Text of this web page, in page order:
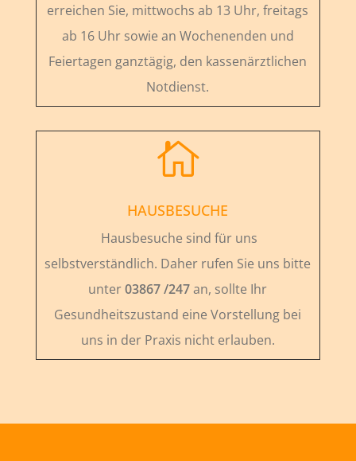
erreichen Sie, mittwochs ab 13 Uhr, freitags
ab 16 Uhr sowie an Wochenenden und
Feiertagen ganztägig, den kassenärztlichen
Notdienst.

HAUSBESUCHE
Hausbesuche sind für uns
selbstverständlich. Daher rufen Sie uns bitte
unter03867 /247an, sollte Ihr
Gesundheitszustand eine Vorstellung bei
uns in der Praxis nicht erlauben.